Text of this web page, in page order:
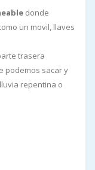
donde
un movil, llaves
trasera
podemos sacar y
repentina o